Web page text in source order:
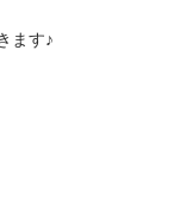
ます♪